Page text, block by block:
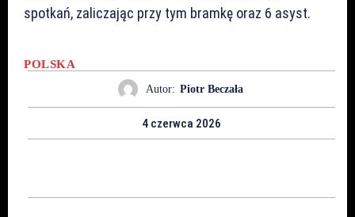
spotkań, zaliczając przy tym bramkę oraz 6 asyst.
POLSKA
Autor: Piotr Beczała
4 czerwca 2026